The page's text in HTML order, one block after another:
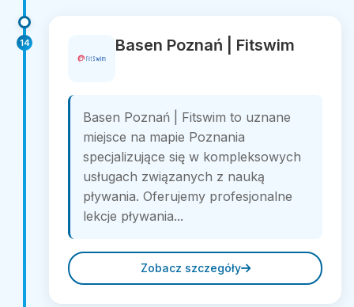
14 Basen Poznań | Fitswim
Basen Poznań | Fitswim to uznane
miejsce na mapie Poznania
specjalizujące się w kompleksowych
usługach związanych z nauką
pływania. Oferujemy profesjonalne
lekcje pływania...
Zobacz szczegóły